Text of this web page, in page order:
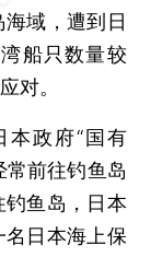
域，遭到日
船只数量较
对。
政府“国有
常前往钓鱼岛
鱼岛，日本
日本海上保